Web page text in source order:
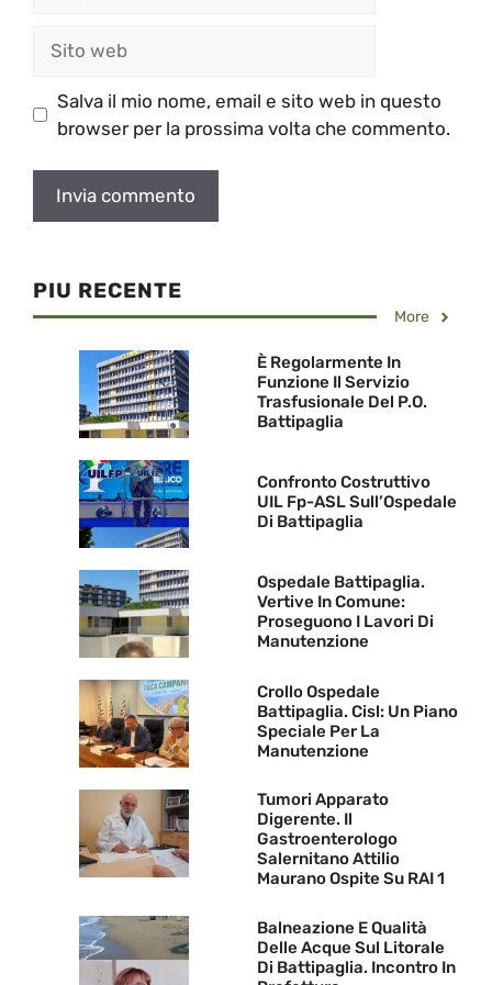
web
Salva il mio nome, email e sito web in questo
browser per la prossima volta che commento.
PIU RECENTE
More
È Regolarmente In
Funzione Il Servizio
Trasfusionale Del P.O.
Battipaglia
Confronto Costruttivo
UIL Fp-ASL Sull’Ospedale
Di Battipaglia
Ospedale Battipaglia.
Vertive In Comune:
Proseguono I Lavori Di
Manutenzione
Crollo Ospedale
Battipaglia. Cisl: Un Piano
Speciale Per La
Manutenzione
Tumori Apparato
Digerente. Il
Gastroenterologo
Salernitano Attilio
Maurano Ospite Su RAI 1
Balneazione E Qualità
Delle Acque Sul Litorale
Di Battipaglia. Incontro In